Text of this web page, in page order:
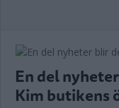
En del
Kim butikens